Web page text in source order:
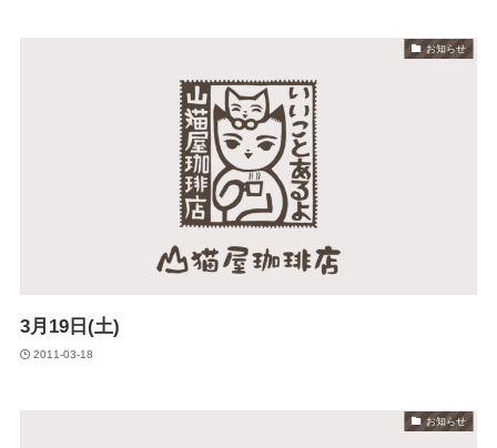
お知らせ
3月19日(土)
2011-03-18
お知らせ